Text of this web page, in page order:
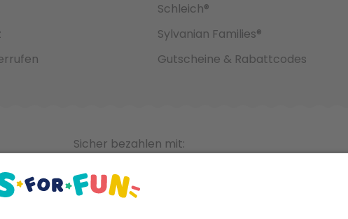
Schleich®
Sylvanian Families®
Gutscheine & Rabattcodes
Sicher bezahlen mit: